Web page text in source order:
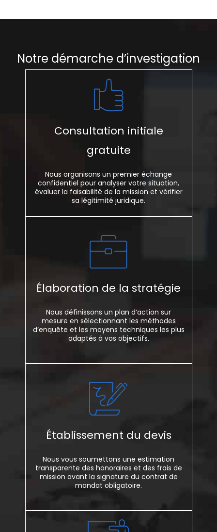
Notre démarche d’investigation
Consultation initiale
gratuite
Nous organisons un premier échange
confidentiel pour analyser votre situation,
évaluer la faisabilité de la mission et vérifier
sa légitimité juridique.
Élaboration de la stratégie
Nous définissons un plan d’action sur
mesure en sélectionnant les méthodes
d’enquête et les moyens techniques les plus
adaptés à vos objectifs.
Établissement du devis
Nous vous soumettons une estimation
transparente des honoraires et des frais de
mission avant la signature du contrat de
mandat obligatoire.